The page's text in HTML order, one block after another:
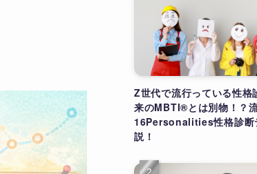
Z世代で流行っている性格
来のMBTI®とは別物！？
16Personalities性格診断
説！